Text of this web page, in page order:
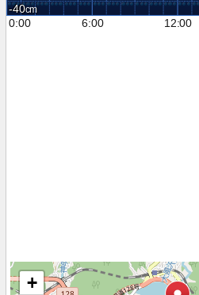
-40
0:00
6:00 12:00
+